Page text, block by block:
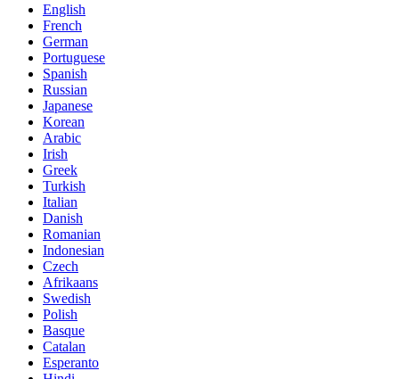
English
French
German
Portuguese
Spanish
Russian
Japanese
Korean
Arabic
Irish
Greek
Turkish
Italian
Danish
Romanian
Indonesian
Czech
Afrikaans
Swedish
Polish
Basque
Catalan
Esperanto